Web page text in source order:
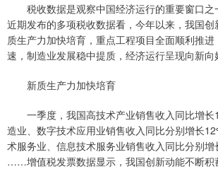
税收数据是观察中国经济运行的重要窗口之
近期发布的多项税收数据看，今年以来，我国
质生产力加快培育，重点工程项目全面顺利推
速，制造业发展稳中提质，经济运行呈现向新向
新质生产力加快培育
一季度，我国高技术产业销售收入同比增长
造业、数字技术应用业销售收入同比分别增长
术服务业、信息技术服务业销售收入同比分别
……增值税发票数据显示，我国创新动能不断积